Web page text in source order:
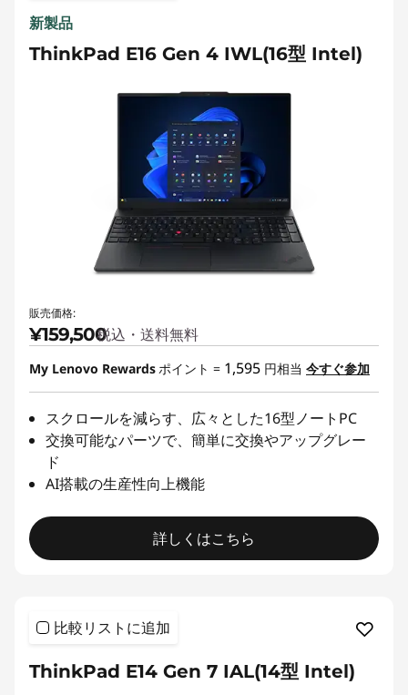
新製品
ThinkPad E16 Gen 4 IWL(16型 Intel)
販売価格:
¥159,500税込・送料無料
My Lenovo Rewardsポイント = 1,595 円相当 今すぐ参加
スクロールを減らす、広々とした16型ノートPC
交換可能なパーツで、簡単に交換やアップグレー
ド
AI搭載の生産性向上機能
詳しくはこちら
比較リストに追加
ThinkPad E14 Gen 7 IAL(14型 Intel)